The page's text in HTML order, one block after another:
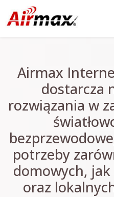
Airmax
dostarcza
rozwiązania w
potrzeby
domowych,
oraz